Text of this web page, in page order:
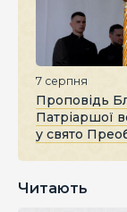
7 серпня
Проповідь
Патріаршої
у свято
Читають